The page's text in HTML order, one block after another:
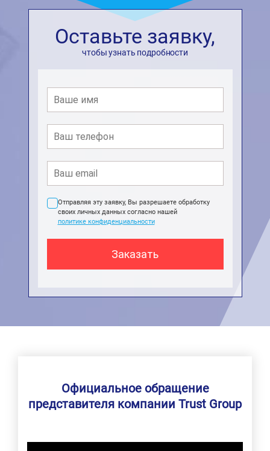
Оставьте заявку,
чтобы узнать подробности
Отправляя эту заявку, Вы разрешаете обработку
своих личных данных согласно нашей
политике конфиденциальности
Официальное обращение
представителя компании Trust Group